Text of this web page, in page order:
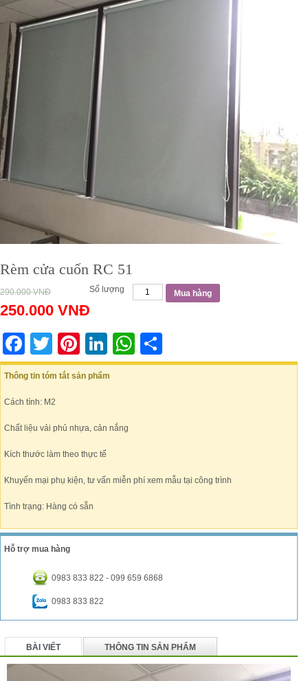
Rèm cửa cuốn RC 51
290.000VNĐ
250.000 VNĐ
Số lượng Mua hàng
Facebook
TwitterPinterest
LinkedIn
WhatsApp
Thông tin tóm tắt sản phẩm
Cách tính: M2
Chất liệu vải phủ nhựa, cản nắng
Kích thước làm theo thực tế
Khuyến mại phụ kiện, tư vấn miễn phí xem mẫu tại công trình
Tình trạng: Hàng có sẵn
Hỗ trợ mua hàng
0983 833 822 - 099 659 6868
0983 833 822
BÀI VIẾT THÔNG TIN SẢN PHẨM